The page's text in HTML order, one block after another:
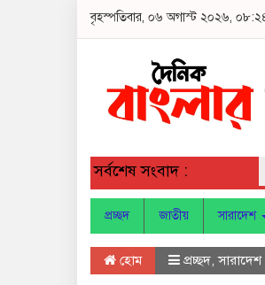
বৃহস্পতিবার, ০৬ অগাস্ট ২০২৬,
সর্বশেষ সংবাদ :
প্রচ্ছদ জাতীয় সারাদেশ
হোম প্রচ্ছদ,সারাদেশ